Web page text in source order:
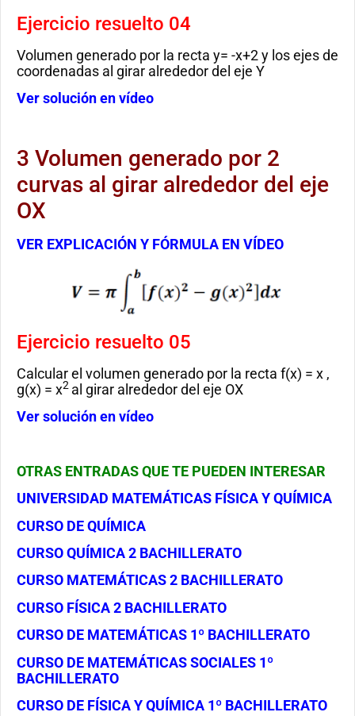
Ejercicio resuelto 04
Volumen generado por la recta y= -x+2 y los ejes de
coordenadas al girar alrededor del eje Y
Ver solución en vídeo
3 Volumen generado por 2
curvas al girar alrededor del eje
OX
VER EXPLICACIÓN Y FÓRMULA EN VÍDEO
Ejercicio resuelto 05
Calcular el volumen generado por la recta f(x) = x ,
g(x) = x2 al girar alrededor del eje OX
Ver solución en vídeo
OTRAS ENTRADAS QUE TE PUEDEN INTERESAR
UNIVERSIDAD MATEMÁTICAS FÍSICA Y QUÍMICA
CURSO DE QUÍMICA
CURSO QUÍMICA 2 BACHILLERATO
CURSO MATEMÁTICAS 2 BACHILLERATO
CURSO FÍSICA 2 BACHILLERATO
CURSO DE MATEMÁTICAS 1º BACHILLERATO
CURSO DE MATEMÁTICAS SOCIALES 1º
BACHILLERATO
CURSO DE FÍSICA Y QUÍMICA 1º BACHILLERATO